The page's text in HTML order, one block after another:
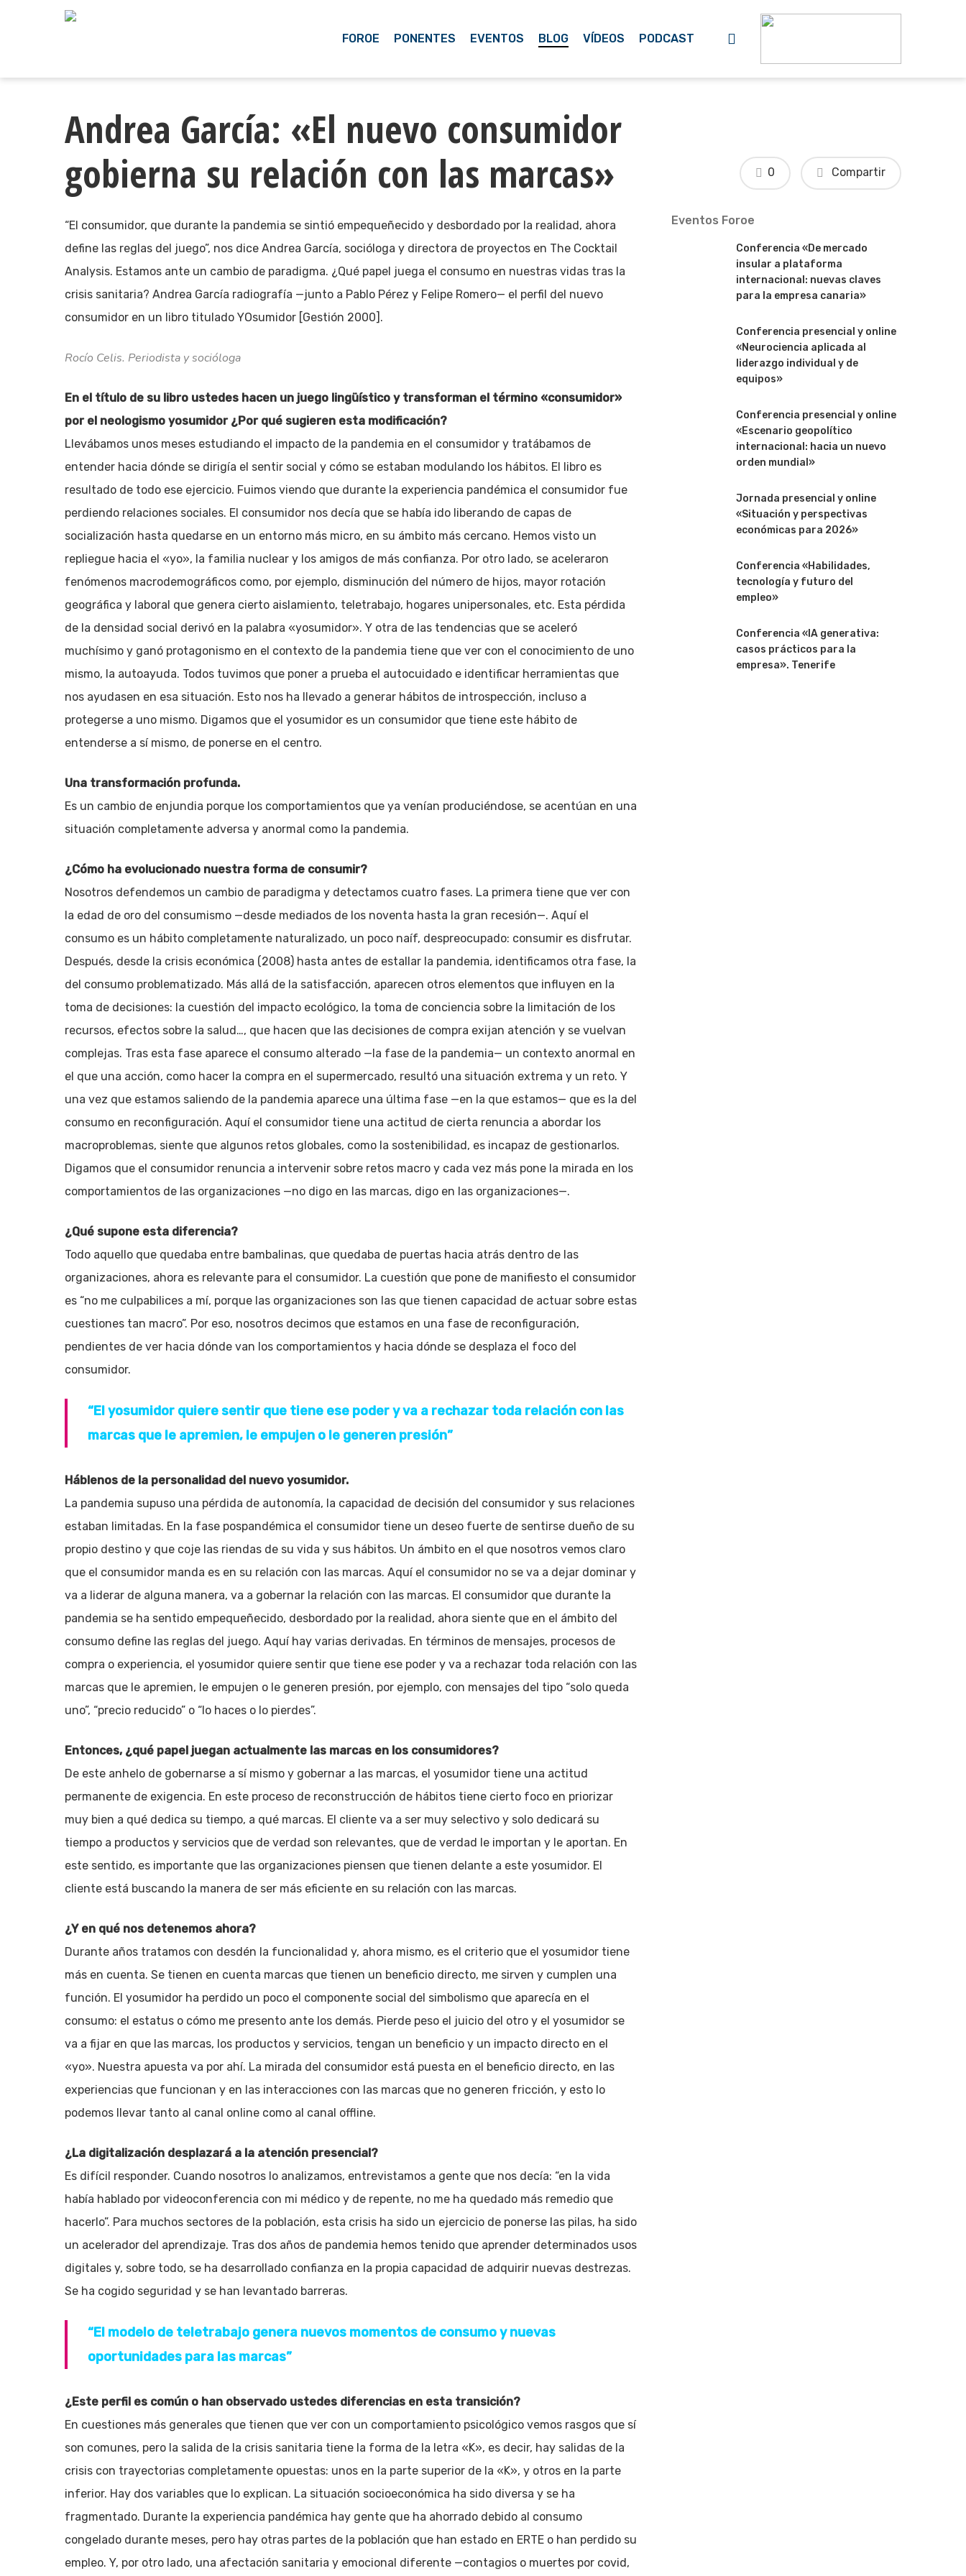
content
Pulsa enter para buscar o ESC para cerrar
FOROE PONENTES EVENTOS BLOG VÍDEOS PODCAST
Andrea García: «El nuevo consumidor
gobierna su relación con las marcas»
Compartir
0
“El consumidor, que durante la pandemia se sintió empequeñecido y desbordado por la realidad, ahora
define las reglas del juego”, nos dice Andrea García, socióloga y directora de proyectos en The Cocktail
Analysis. Estamos ante un cambio de paradigma. ¿Qué papel juega el consumo en nuestras vidas tras la
crisis sanitaria? Andrea García radiografía —junto a Pablo Pérez y Felipe Romero— el perfil del nuevo
consumidor en un libro titulado YOsumidor [Gestión 2000].
Rocío Celis. Periodista y socióloga
En el título de su libro ustedes hacen un juego lingüístico y transforman el término «consumidor»
por el neologismo yosumidor ¿Por qué sugieren esta modificación?
Llevábamos unos meses estudiando el impacto de la pandemia en el consumidor y tratábamos de
entender hacia dónde se dirigía el sentir social y cómo se estaban modulando los hábitos. El libro es
resultado de todo ese ejercicio. Fuimos viendo que durante la experiencia pandémica el consumidor fue
perdiendo relaciones sociales. El consumidor nos decía que se había ido liberando de capas de
socialización hasta quedarse en un entorno más micro, en su ámbito más cercano. Hemos visto un
repliegue hacia el «yo», la familia nuclear y los amigos de más confianza. Por otro lado, se aceleraron
fenómenos macrodemográficos como, por ejemplo, disminución del número de hijos, mayor rotación
geográfica y laboral que genera cierto aislamiento, teletrabajo, hogares unipersonales, etc. Esta pérdida
de la densidad social derivó en la palabra «yosumidor». Y otra de las tendencias que se aceleró
muchísimo y ganó protagonismo en el contexto de la pandemia tiene que ver con el conocimiento de uno
mismo, la autoayuda. Todos tuvimos que poner a prueba el autocuidado e identificar herramientas que
nos ayudasen en esa situación. Esto nos ha llevado a generar hábitos de introspección, incluso a
protegerse a uno mismo. Digamos que el yosumidor es un consumidor que tiene este hábito de
entenderse a sí mismo, de ponerse en el centro.
Una transformación profunda.
Es un cambio de enjundia porque los comportamientos que ya venían produciéndose, se acentúan en una
situación completamente adversa y anormal como la pandemia.
¿Cómo ha evolucionado nuestra forma de consumir?
Nosotros defendemos un cambio de paradigma y detectamos cuatro fases. La primera tiene que ver con
la edad de oro del consumismo —desde mediados de los noventa hasta la gran recesión—. Aquí el
consumo es un hábito completamente naturalizado, un poco naíf, despreocupado: consumir es disfrutar.
Después, desde la crisis económica (2008) hasta antes de estallar la pandemia, identificamos otra fase, la
del consumo problematizado. Más allá de la satisfacción, aparecen otros elementos que influyen en la
toma de decisiones: la cuestión del impacto ecológico, la toma de conciencia sobre la limitación de los
recursos, efectos sobre la salud…, que hacen que las decisiones de compra exijan atención y se vuelvan
complejas. Tras esta fase aparece el consumo alterado —la fase de la pandemia— un contexto anormal en
el que una acción, como hacer la compra en el supermercado, resultó una situación extrema y un reto. Y
una vez que estamos saliendo de la pandemia aparece una última fase —en la que estamos— que es la del
consumo en reconfiguración. Aquí el consumidor tiene una actitud de cierta renuncia a abordar los
macroproblemas, siente que algunos retos globales, como la sostenibilidad, es incapaz de gestionarlos.
Digamos que el consumidor renuncia a intervenir sobre retos macro y cada vez más pone la mirada en los
comportamientos de las organizaciones —no digo en las marcas, digo en las organizaciones—.
¿Qué supone esta diferencia?
Todo aquello que quedaba entre bambalinas, que quedaba de puertas hacia atrás dentro de las
organizaciones, ahora es relevante para el consumidor. La cuestión que pone de manifiesto el consumidor
es “no me culpabilices a mí, porque las organizaciones son las que tienen capacidad de actuar sobre estas
cuestiones tan macro”. Por eso, nosotros decimos que estamos en una fase de reconfiguración,
pendientes de ver hacia dónde van los comportamientos y hacia dónde se desplaza el foco del
consumidor.
“El yosumidor quiere sentir que tiene ese poder y va a rechazar toda relación con las
marcas que le apremien, le empujen o le generen presión”
Háblenos de la personalidad del nuevo yosumidor.
La pandemia supuso una pérdida de autonomía, la capacidad de decisión del consumidor y sus relaciones
estaban limitadas. En la fase pospandémica el consumidor tiene un deseo fuerte de sentirse dueño de su
propio destino y que coje las riendas de su vida y sus hábitos. Un ámbito en el que nosotros vemos claro
que el consumidor manda es en su relación con las marcas. Aquí el consumidor no se va a dejar dominar y
va a liderar de alguna manera, va a gobernar la relación con las marcas. El consumidor que durante la
pandemia se ha sentido empequeñecido, desbordado por la realidad, ahora siente que en el ámbito del
consumo define las reglas del juego. Aquí hay varias derivadas. En términos de mensajes, procesos de
compra o experiencia, el yosumidor quiere sentir que tiene ese poder y va a rechazar toda relación con las
marcas que le apremien, le empujen o le generen presión, por ejemplo, con mensajes del tipo “solo queda
uno”, “precio reducido” o “lo haces o lo pierdes”.
Entonces, ¿qué papel juegan actualmente las marcas en los consumidores?
De este anhelo de gobernarse a sí mismo y gobernar a las marcas, el yosumidor tiene una actitud
permanente de exigencia. En este proceso de reconstrucción de hábitos tiene cierto foco en priorizar
muy bien a qué dedica su tiempo, a qué marcas. El cliente va a ser muy selectivo y solo dedicará su
tiempo a productos y servicios que de verdad son relevantes, que de verdad le importan y le aportan. En
este sentido, es importante que las organizaciones piensen que tienen delante a este yosumidor. El
cliente está buscando la manera de ser más eficiente en su relación con las marcas.
¿Y en qué nos detenemos ahora?
Durante años tratamos con desdén la funcionalidad y, ahora mismo, es el criterio que el yosumidor tiene
más en cuenta. Se tienen en cuenta marcas que tienen un beneficio directo, me sirven y cumplen una
función. El yosumidor ha perdido un poco el componente social del simbolismo que aparecía en el
consumo: el estatus o cómo me presento ante los demás. Pierde peso el juicio del otro y el yosumidor se
va a fijar en que las marcas, los productos y servicios, tengan un beneficio y un impacto directo en el
«yo». Nuestra apuesta va por ahí. La mirada del consumidor está puesta en el beneficio directo, en las
experiencias que funcionan y en las interacciones con las marcas que no generen fricción, y esto lo
podemos llevar tanto al canal online como al canal offline.
¿La digitalización desplazará a la atención presencial?
Es difícil responder. Cuando nosotros lo analizamos, entrevistamos a gente que nos decía: “en la vida
había hablado por videoconferencia con mi médico y de repente, no me ha quedado más remedio que
hacerlo”. Para muchos sectores de la población, esta crisis ha sido un ejercicio de ponerse las pilas, ha sido
un acelerador del aprendizaje. Tras dos años de pandemia hemos tenido que aprender determinados usos
digitales y, sobre todo, se ha desarrollado confianza en la propia capacidad de adquirir nuevas destrezas.
Se ha cogido seguridad y se han levantado barreras.
“El modelo de teletrabajo genera nuevos momentos de consumo y nuevas
oportunidades para las marcas”
¿Este perfil es común o han observado ustedes diferencias en esta transición?
En cuestiones más generales que tienen que ver con un comportamiento psicológico vemos rasgos que sí
son comunes, pero la salida de la crisis sanitaria tiene la forma de la letra «K», es decir, hay salidas de la
crisis con trayectorias completamente opuestas: unos en la parte superior de la «K», y otros en la parte
inferior. Hay dos variables que lo explican. La situación socioeconómica ha sido diversa y se ha
fragmentado. Durante la experiencia pandémica hay gente que ha ahorrado debido al consumo
congelado durante meses, pero hay otras partes de la población que han estado en ERTE o han perdido su
empleo. Y, por otro lado, una afectación sanitaria y emocional diferente —contagios o muertes por covid,
Eventos Foroe
Conferencia «De mercado
insular a plataforma
internacional: nuevas claves
para la empresa canaria»
Conferencia presencial y online
«Neurociencia aplicada al
liderazgo individual y de
equipos»
Conferencia presencial y online
«Escenario geopolítico
internacional: hacia un nuevo
orden mundial»
Jornada presencial y online
«Situación y perspectivas
económicas para 2026»
Conferencia «Habilidades,
tecnología y futuro del
empleo»
Conferencia «IA generativa:
casos prácticos para la
empresa». Tenerife